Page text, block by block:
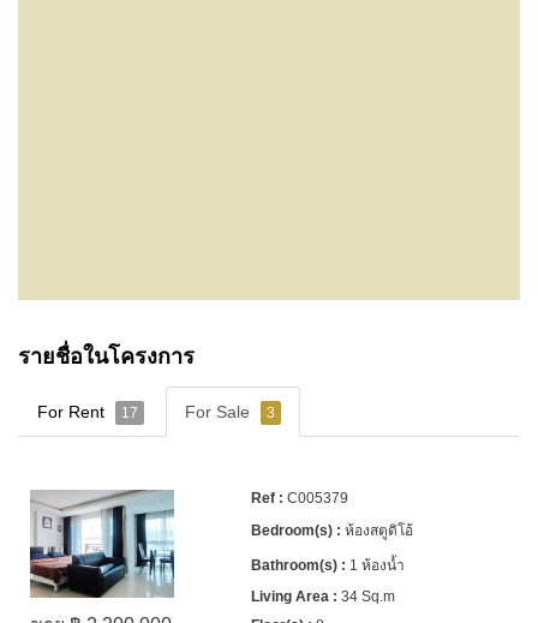
รายชื่อในโครงการ
For Rent 17 For Sale 3
C005379
ห้องสตูดิโอ้
1 ห้องน้ำ
34 Sq.m